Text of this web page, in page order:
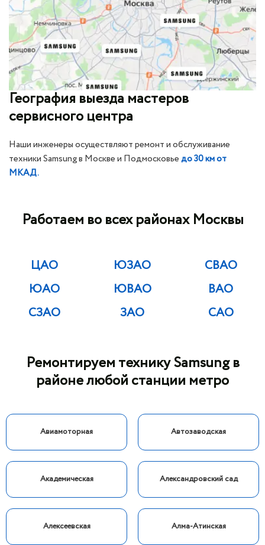
География выезда мастеров
сервисного центра
Наши инженеры осуществляют ремонт и обслуживание
техники Samsung в Москве и Подмосковьедо 30 км от
МКАД.
Работаем во всех районах Москвы
ЦАО ЮЗАО
СВАО
ЮАО
ЮВАО
ВАО
СЗАО
ЗАО САО
Ремонтируем технику Samsung в
районе любой станции метро
Авиамоторная Автозаводская
Академическая Александровский сад
Алексеевская Алма-Атинская